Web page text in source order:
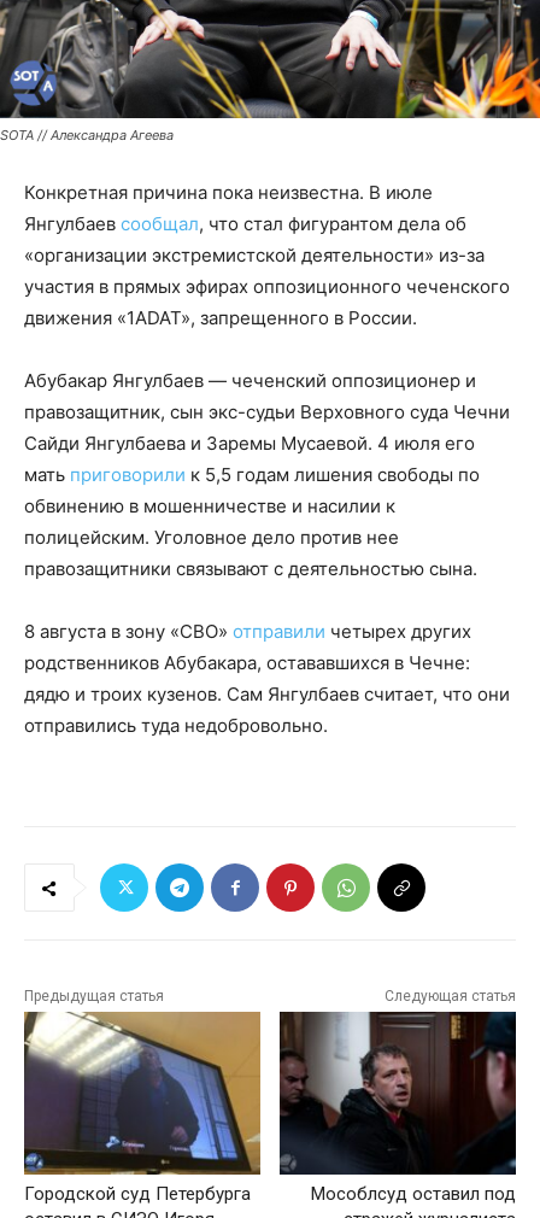
SOTA // Александра Агеева
Конкретная причина пока неизвестна. В июле
Янгулбаев сообщал, что стал фигурантом дела об
«организации экстремистской деятельности» из-за
участия в прямых эфирах оппозиционного чеченского
движения «1ADAT», запрещенного в России.
Абубакар Янгулбаев — чеченский оппозиционер и
правозащитник, сын экс-судьи Верховного суда Чечни
Сайди Янгулбаева и Заремы Мусаевой. 4 июля его
мать приговорили к 5,5 годам лишения свободы по
обвинению в мошенничестве и насилии к
полицейским. Уголовное дело против нее
правозащитники связывают с деятельностью сына.
8 августа в зону «СВО» отправили четырех других
родственников Абубакара, остававшихся в Чечне:
дядю и троих кузенов. Сам Янгулбаев считает, что они
отправились туда недобровольно.
Предыдущая статья
Городской суд Петербурга
Следующая статья
Мособлсуд оставил под